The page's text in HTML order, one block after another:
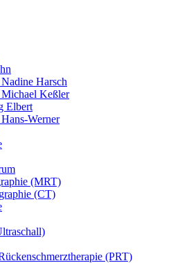
Harsch
Keßler
Elbert
Wern­er
(MRT)
(CT)
(PRT)